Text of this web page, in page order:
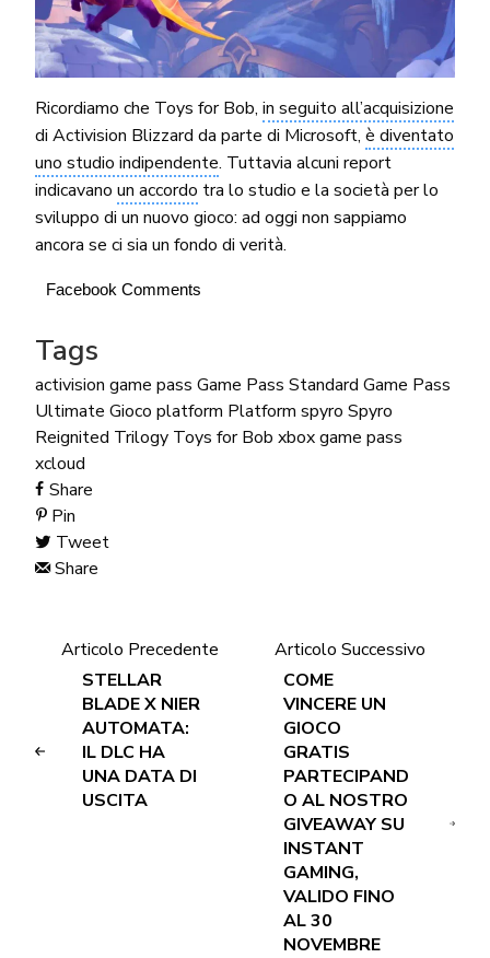
Ricordiamo che Toys for Bob,in seguito all’acquisizione
di Activision Blizzard da parte di Microsoft,è diventato
uno studio indipendente. Tuttavia alcuni report
indicavano un accordo tra lo studio e la società per lo
sviluppo di un nuovo gioco: ad oggi non sappiamo
ancora se ci sia un fondo di verità.
Facebook Comments
Tags
activision game pass Game Pass Standard Game Pass
Ultimate Gioco platform Platform spyro Spyro
Reignited Trilogy Toys for Bob xbox game pass
xcloud
Share
Pin
Tweet
Share
Articolo Precedente
STELLAR
BLADE X NIER
AUTOMATA:
IL DLC HA
UNA DATA DI
USCITA
Articolo Successivo
COME
VINCERE UN
GIOCO
GRATIS
PARTECIPAND
O AL NOSTRO
GIVEAWAY SU
INSTANT
GAMING,
VALIDO FINO
AL 30
NOVEMBRE